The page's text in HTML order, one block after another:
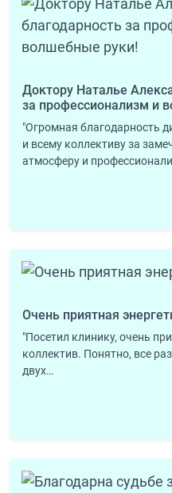
Доктору Наталье
за профессионализм и
"Огромная благодарность
и всему коллективу за
атмосферу и
Очень приятная
"Посетил клинику, очень
коллектив. Понятно, все
двух…